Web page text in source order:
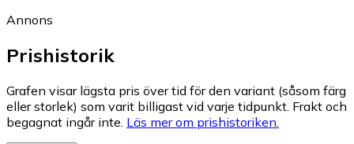
Annons
Prishistorik
Grafen visar lägsta pris över tid för den variant (såsom färg
eller storlek) som varit billigast vid varje tidpunkt. Frakt och
begagnat ingår inte. Läs mer om prishistoriken.